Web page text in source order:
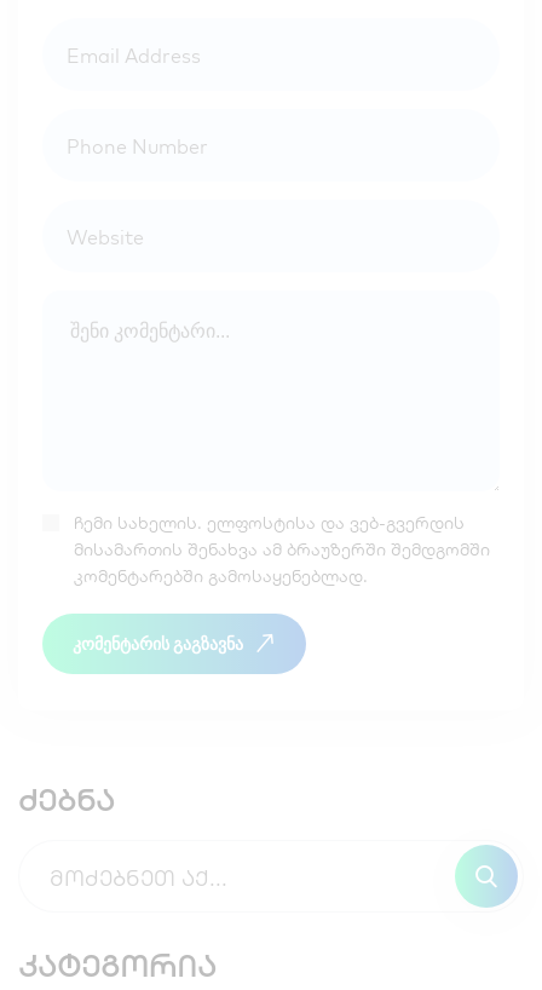
ჩემი სახელის. ელფოსტისა და ვებ-გვერდის
მისამართის შენახვა ამ ბრაუზერში შემდგომში
კომენტარებში გამოსაყენებლად.
კომენტარის გაგზავნა
ძებნა
კატეგორია